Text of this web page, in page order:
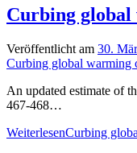
Curbing global
Veröffentlicht am 30.
Curbing global warming
An updated estimate of
467-468…
WeiterlesenCurbing